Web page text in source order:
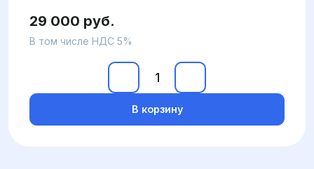
29 000 руб.
В том числе НДС 5%
В корзину